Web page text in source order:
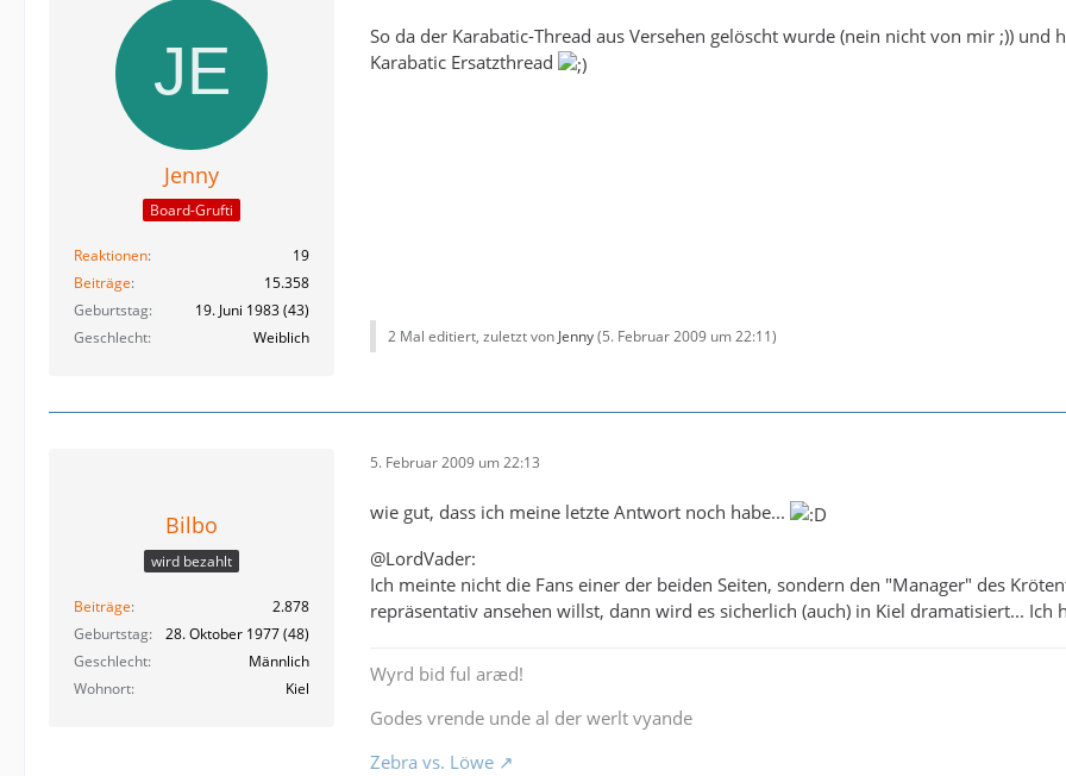
Jenny
Board-Grufti
Reaktionen
19
Beiträge
15.358
Geburtstag
19. Juni 1983 (43)
Geschlecht
Weiblich
So da der Karabatic-Thread aus Versehen gelöscht wurde (nein nicht von mir ;))
Karabatic Ersatzthread
2 Mal editiert, zuletzt vonJenny(5. Februar 2009 um 22:11)
Bilbo
wird bezahlt
Beiträge
2.878
Geburtstag
28. Oktober 1977 (48)
Geschlecht
Männlich
Wohnort
Kiel
5. Februar 2009 um 22:13
wie gut, dass ich meine letzte Antwort noch habe...
@LordVader:
Ich meinte nicht die Fans einer der beiden Seiten, sondern den "Manager" des
repräsentativ ansehen willst, dann wird es sicherlich (auch) in Kiel dramatisiert...
Wyrd bid ful aræd!
Godes vrende unde al der werlt vyande
Zebra vs. Löwe